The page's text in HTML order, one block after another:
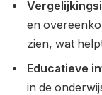
en
zien, wat
Educatieve
in de